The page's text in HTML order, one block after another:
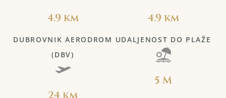
4.9 km 4.9 km
DUBROVNIK AERODROM
(DBV)
24 km
UDALJENOST DO PLAŽE
5 M